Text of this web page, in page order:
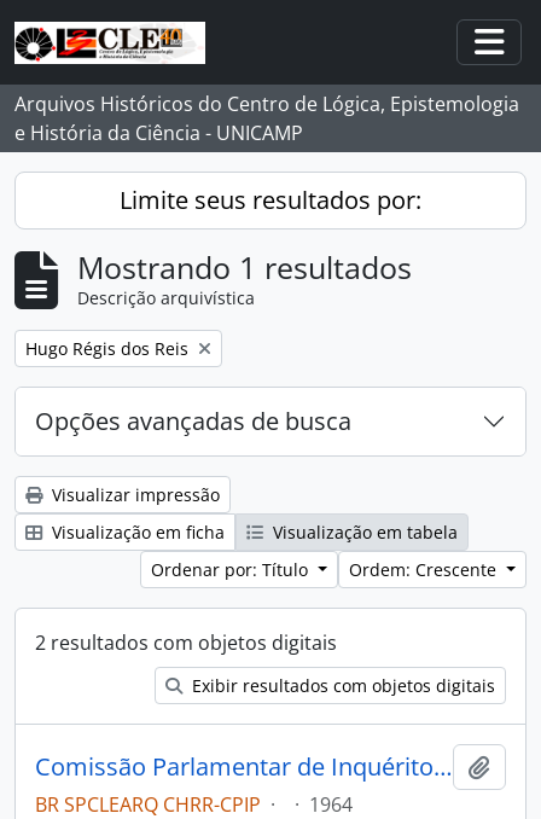
Skip to main content
Arquivos Históricos do Centro de Lógica, Epistemologia
e História da Ciência - UNICAMP
Limite seus resultados por:
Mostrando 1 resultados
Descrição arquivística
Remover filtro:
Hugo Régis dos Reis
Opções avançadas de busca
Visualizar impressão
Visualização em ficha
Visualização em tabela
Ordenar por: Título
Ordem: Crescente
2 resultados com objetos digitais
Exibir resultados com objetos digitais
Comissão Parlamentar de Inquérito de Petróleo
BR SPCLEARQ CHRR-CPIP · · 1964